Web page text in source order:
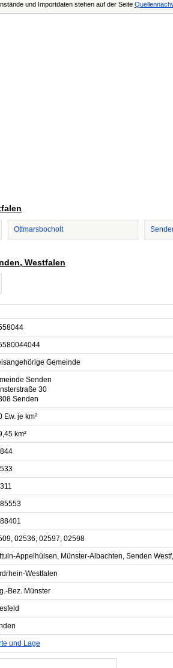
und Importdaten stehen auf der Seite
Ottmarsbocholt
Westfalen
Gemeinde
Senden
30
Senden
Ew. je km²
km²
02536, 02597, 02598
Appelhülsen, Münster-Albachten, Senden
Westfalen
Bez. Münster
und Lage